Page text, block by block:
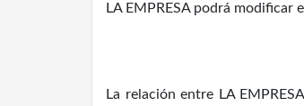
LA EMPRESA podrá modificar
La relación entre LA